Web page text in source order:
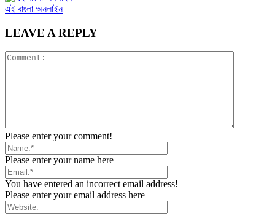
এই বাংলা অনলাইন
LEAVE A REPLY
Please enter your comment!
Please enter your name here
You have entered an incorrect email address!
Please enter your email address here